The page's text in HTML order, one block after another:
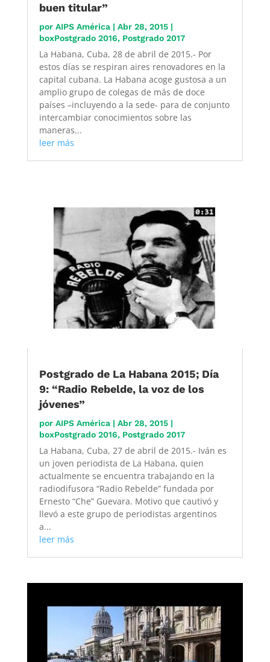
buen titular”
por AIPS América| Abr 28, 2015|
boxPostgrado 2016, Postgrado 2017
La Habana, Cuba, 28 de abril de 2015.- Por
estos días se respiran aires renovadores en la
capital cubana. La Habana acoge gustosa a un
amplio grupo de colegas de más de doce
países –incluyendo a la sede- para de conjunto
intercambiar conocimientos sobre las
maneras...
leer más
Postgrado de La Habana 2015; Día
9: “Radio Rebelde, la voz de los
jóvenes”
por AIPS América| Abr 28, 2015|
boxPostgrado 2016, Postgrado 2017
La Habana, Cuba, 27 de abril de 2015.- Iván es
un joven periodista de La Habana, quien
actualmente se encuentra trabajando en la
radiodifusora “Radio Rebelde” fundada por
Ernesto “Che” Guevara. Motivo que cautivó y
llevó a este grupo de periodistas argentinos
a...
leer más